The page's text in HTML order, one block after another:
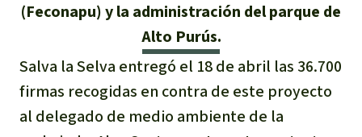
Prensa
Banners Salva la Selva
Widget Salva la Selva
Madera tropical
Biodiversidad
Selva tropical
40 años Salva la Selva
En los Medios
FAQ
Español
Deutsch
English
Bienestar animal
Defensa de la selva
Defensoras y defensores de la
Donar para una región
Sudeste de Asia
África
(Feconapu) y la administración del parque de
Alto Purús.
Salva la Selva entregó el 18 de abril las 36.700
firmas recogidas en contra de este proyecto
al delegado de medio ambiente de la